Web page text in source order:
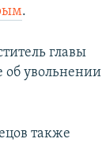
.
главы
об увольнении
также